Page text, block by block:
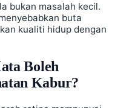
bukan masalah kecil.
buta
kualiti hidup dengan
Boleh
Kabur?